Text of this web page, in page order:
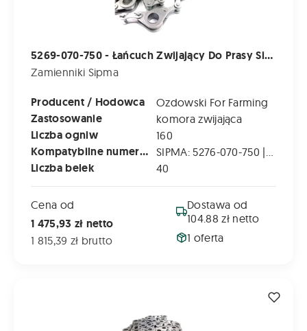
5269-070-750 - Łańcuch Zwijający Do Prasy Sipma Z-276; Z-276/1, Ps 1510 Far
Zamienniki Sipma
Producent / Hodowca Ozdowski For Farming
Zastosowanie komora zwijająca
Liczba ogniw 160
Kompatybilne numery katalogowe SIPMA: 5276-070-750 | 5276-070-750.00 | 5276077500 | PW003013
Liczba belek 40
Cena od
1 475,93 zł netto
1 815,39 zł brutto
Dostawa od
104.88 zł netto
1 oferta